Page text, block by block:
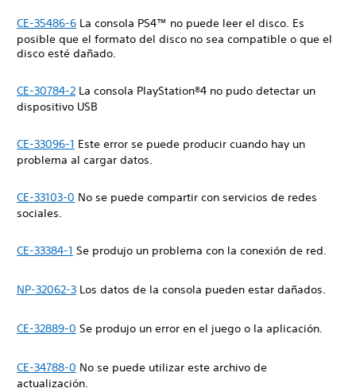
CE-35486-6 La consola PS4™ no puede leer el disco. Es
posible que el formato del disco no sea compatible o que el
disco esté dañado.
CE-30784-2 La consola PlayStation®4 no pudo detectar un
dispositivo USB
CE-33096-1 Este error se puede producir cuando hay un
problema al cargar datos.
CE-33103-0 No se puede compartir con servicios de redes
sociales.
CE-33384-1 Se produjo un problema con la conexión de red.
NP-32062-3 Los datos de la consola pueden estar dañados.
CE-32889-0 Se produjo un error en el juego o la aplicación.
CE-34788-0 No se puede utilizar este archivo de
actualización.